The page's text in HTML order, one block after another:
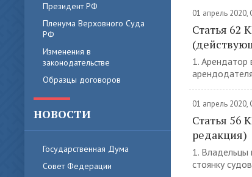
Президент РФ
Пленума Верховного Суда
РФ
Изменения в
законодательстве
Образцы договоров
НОВОСТИ
Государственная Дума
Совет Федерации
01 апрель 2020,
Статья 62
1. Арендатор
01 апрель 2020,
Статья 56
редакция)
1. Владельцы
стоянку